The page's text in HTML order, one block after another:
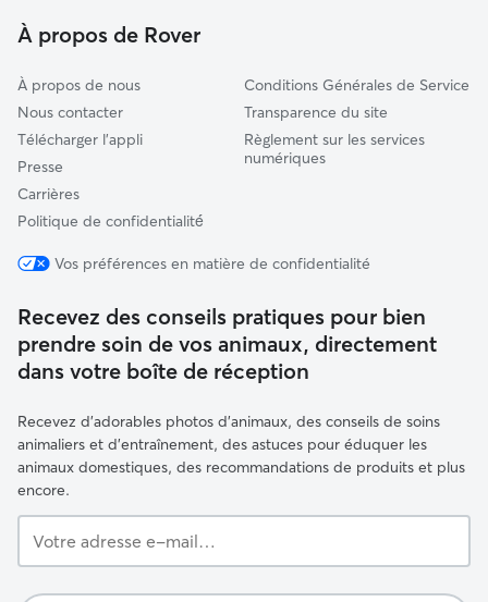
À propos de Rover
À propos de nous
Nous contacter
Télécharger l'appli
Presse
Carrières
Politique de confidentialité́
Conditions Générales de Service
Transparence du site
Règlement sur les services
numériques
Vos préférences en matière de confidentialité
Recevez des conseils pratiques pour bien
prendre soin de vos animaux, directement
dans votre boîte de réception
Recevez d'adorables photos d'animaux, des conseils de soins
animaliers et d'entraînement, des astuces pour éduquer les
animaux domestiques, des recommandations de produits et plus
encore.
adresse